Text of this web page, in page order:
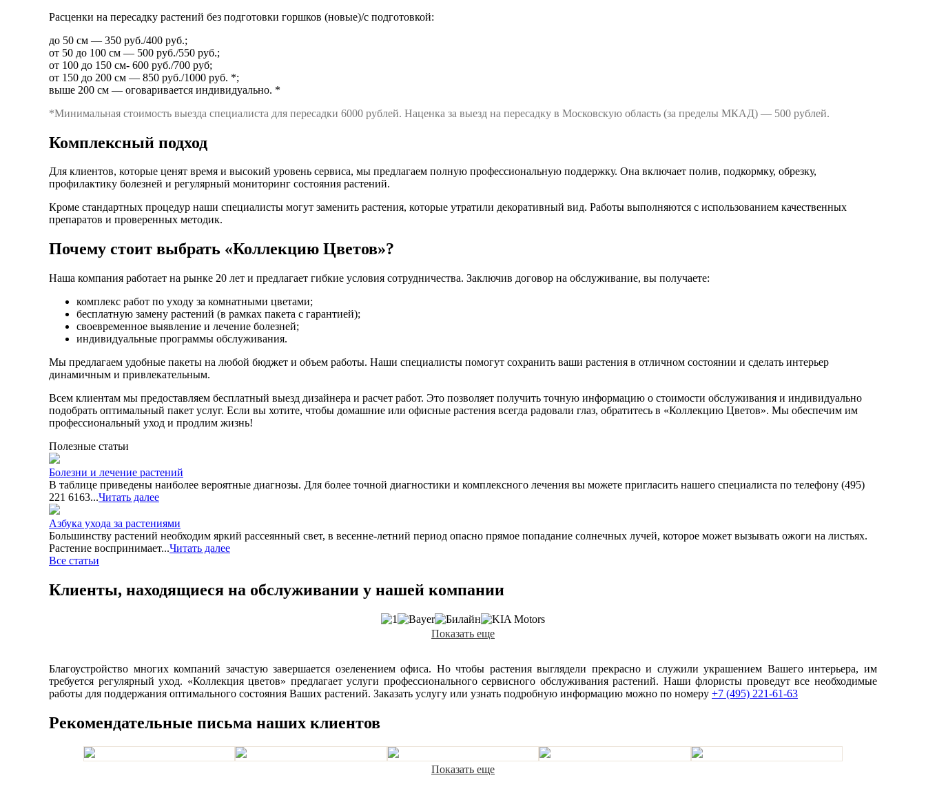
Расценки на пересадку растений без подготовки горшков (новые)/с подготовкой:
до 50 см — 350 руб./400 руб.;
от 50 до 100 см — 500 руб./550 руб.;
от 100 до 150 см- 600 руб./700 руб;
от 150 до 200 см — 850 руб./1000 руб. *;
выше 200 см — оговаривается индивидуально. *
*Минимальная стоимость выезда специалиста для пересадки 6000 рублей. Наценка за выезд на пересадку в Московскую область (за пределы МКАД) — 500 рублей.
Комплексный подход
Для клиентов, которые ценят время и высокий уровень сервиса, мы предлагаем полную профессиональную поддержку. Она включает полив, подкормку, обрезку,
профилактику болезней и регулярный мониторинг состояния растений.
Кроме стандартных процедур наши специалисты могут заменить растения, которые утратили декоративный вид. Работы выполняются с использованием качественных
препаратов и проверенных методик.
Почему стоит выбрать «Коллекцию Цветов»?
Наша компания работает на рынке 20 лет и предлагает гибкие условия сотрудничества. Заключив договор на обслуживание, вы получаете:
комплекс работ по уходу за комнатными цветами;
бесплатную замену растений (в рамках пакета с гарантией);
своевременное выявление и лечение болезней;
индивидуальные программы обслуживания.
Мы предлагаем удобные пакеты на любой бюджет и объем работы. Наши специалисты помогут сохранить ваши растения в отличном состоянии и сделать интерьер
динамичным и привлекательным.
Всем клиентам мы предоставляем бесплатный выезд дизайнера и расчет работ. Это позволяет получить точную информацию о стоимости обслуживания и индивидуально
подобрать оптимальный пакет услуг. Если вы хотите, чтобы домашние или офисные растения всегда радовали глаз, обратитесь в «Коллекцию Цветов». Мы обеспечим им
профессиональный уход и продлим жизнь!
Полезные статьи
Болезни и лечение растений
В таблице приведены наиболее вероятные диагнозы. Для более точной диагностики и комплексного лечения вы можете пригласить нашего специалиста по телефону (495)
221 6163...Читать далее
Азбука ухода за растениями
Большинству растений необходим яркий рассеянный свет, в весенне-летний период опасно прямое попадание солнечных лучей, которое может вызывать ожоги на листьях.
Растение воспринимает...Читать далее
Все статьи
Клиенты, находящиеся на обслуживании у нашей компании
Показать еще
Благоустройство многих компаний зачастую завершается озеленением офиса. Но чтобы растения выглядели прекрасно и служили украшением Вашего интерьера, им
требуется регулярный уход. «Коллекция цветов» предлагает услуги профессионального сервисного обслуживания растений. Наши флористы проведут все необходимые
работы для поддержания оптимального состояния Ваших растений. Заказать услугу или узнать подробную информацию можно по номеру +7 (495) 221-61-63
Рекомендательные письма наших клиентов
Показать еще